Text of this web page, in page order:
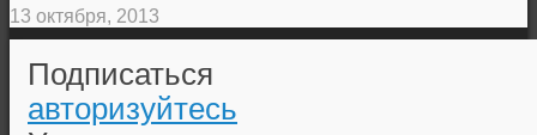
13 октября, 2013
Подписаться
авторизуйтесь